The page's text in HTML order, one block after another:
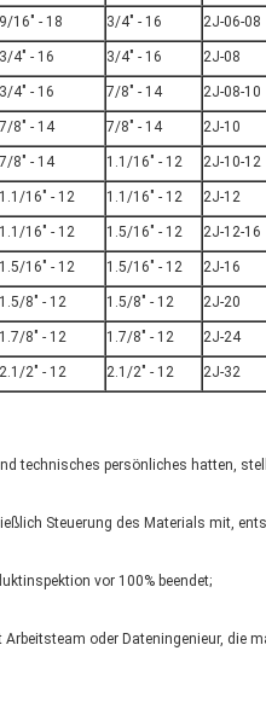
9/16" - 18 3/4" - 16 2J-06-08
3/4" - 16 3/4" - 16 2J-08
3/4" - 16 7/8" - 14 2J-08-10
7/8" - 14 7/8" - 14 2J-10
7/8" - 14 1.1/16" - 12 2J-10-12
1.1/16" - 12 1.1/16" - 12 2J-12
1.1/16" - 12 1.5/16" - 12 2J-12-16
1.5/16" - 12 1.5/16" - 12 2J-16
1.5/8" - 12 1.5/8" - 12 2J-20
1.7/8" - 12 1.7/8" - 12 2J-24
2.1/2" - 12 2.1/2" - 12 2J-32
technisches persönliches hatten,
Steuerung des Materials mit,
vor 100% beendet;
oder Dateningenieur, die